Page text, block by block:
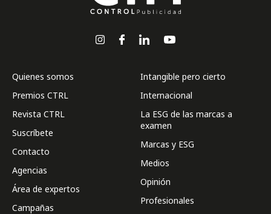
Quienes somos
Premios CTRL
Revista CTRL
Suscríbete
Contacto
Agencias
Área de expertos
Campañas
Intangible pero cierto
Internacional
La ESG de las marcas a
examen
Marcas y ESG
Medios
Opinión
Profesionales